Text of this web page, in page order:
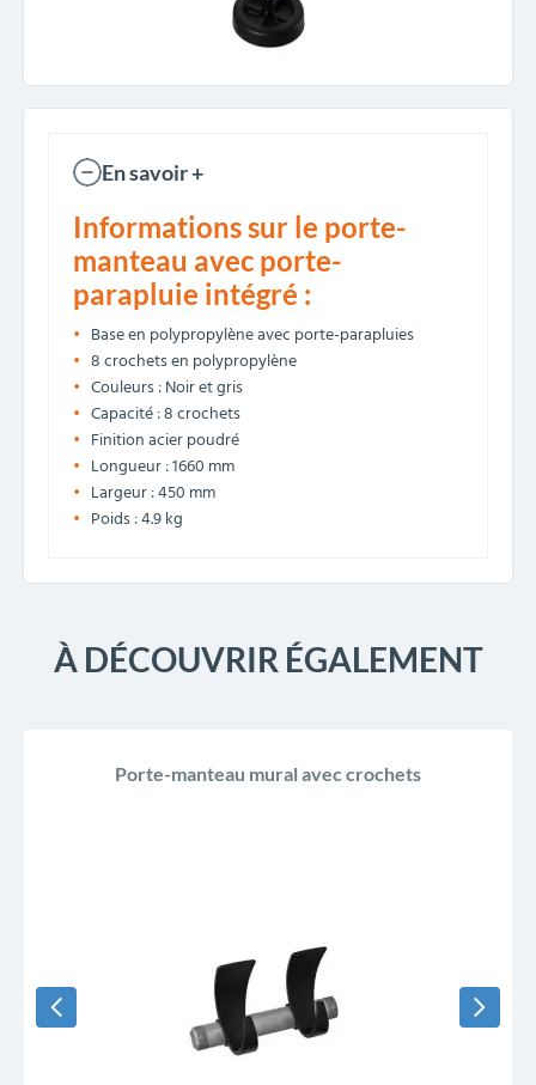
En savoir +
Informations sur le porte-
manteau avec porte-
parapluie intégré :
Base en polypropylène avec porte-parapluies
8 crochets en polypropylène
Couleurs : Noir et gris
Capacité : 8 crochets
Finition acier poudré
Longueur : 1660 mm
Largeur : 450 mm
Poids : 4.9 kg
À DÉCOUVRIR ÉGALEMENT
Porte-manteau mural avec crochets